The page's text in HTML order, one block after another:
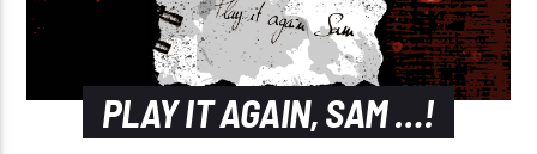
PLAY IT AGAIN, SAM …!